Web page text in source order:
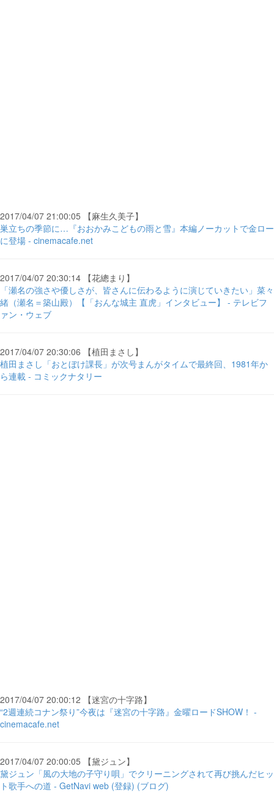
2017/04/07 21:00:05 【麻生久美子】
巣立ちの季節に…『おおかみこどもの雨と雪』本編ノーカットで金ロー
に登場 - cinemacafe.net
2017/04/07 20:30:14 【花總まり】
「瀬名の強さや優しさが、皆さんに伝わるように演じていきたい」菜々
緒（瀬名＝築山殿）【「おんな城主 直虎」インタビュー】 - テレビフ
ァン・ウェブ
2017/04/07 20:30:06 【植田まさし】
植田まさし「おとぼけ課長」が次号まんがタイムで最終回、1981年か
ら連載 - コミックナタリー
2017/04/07 20:00:12 【迷宮の十字路】
“2週連続コナン祭り”今夜は『迷宮の十字路』金曜ロードSHOW！ -
cinemacafe.net
2017/04/07 20:00:05 【黛ジュン】
黛ジュン「風の大地の子守り唄」でクリーニングされて再び挑んだヒッ
ト歌手への道 - GetNavi web (登録) (ブログ)